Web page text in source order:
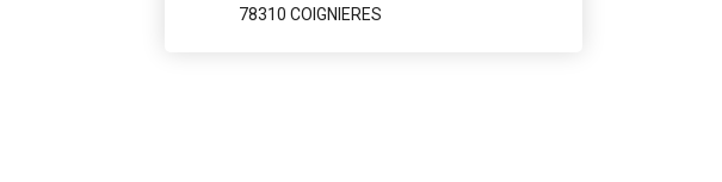
78310 COIGNIERES